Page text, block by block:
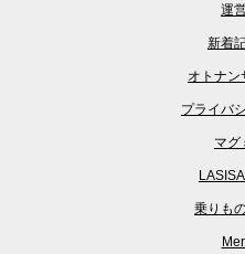
運
新着
オトナン
プライバ
マグ
乗りも